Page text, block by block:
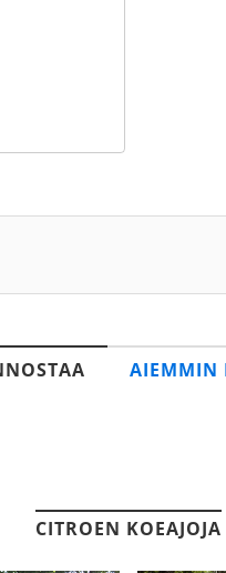
AIEMMIN
CITROEN KOEAJOJA